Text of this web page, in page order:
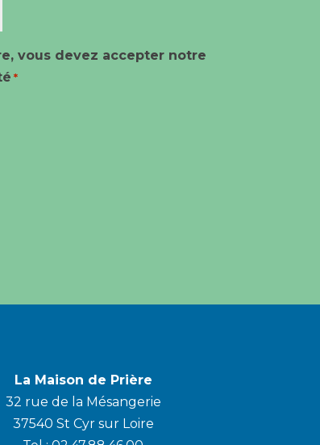
vous devez accepter notre
*
La Maison de Prière
32 rue de la Mésangerie
37540 St Cyr sur Loire